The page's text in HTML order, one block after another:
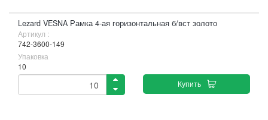
Lezard VESNA Рамка 4-ая горизонтальная б/вст золото
Артикул :
742-3600-149
Упаковка
10
Купить